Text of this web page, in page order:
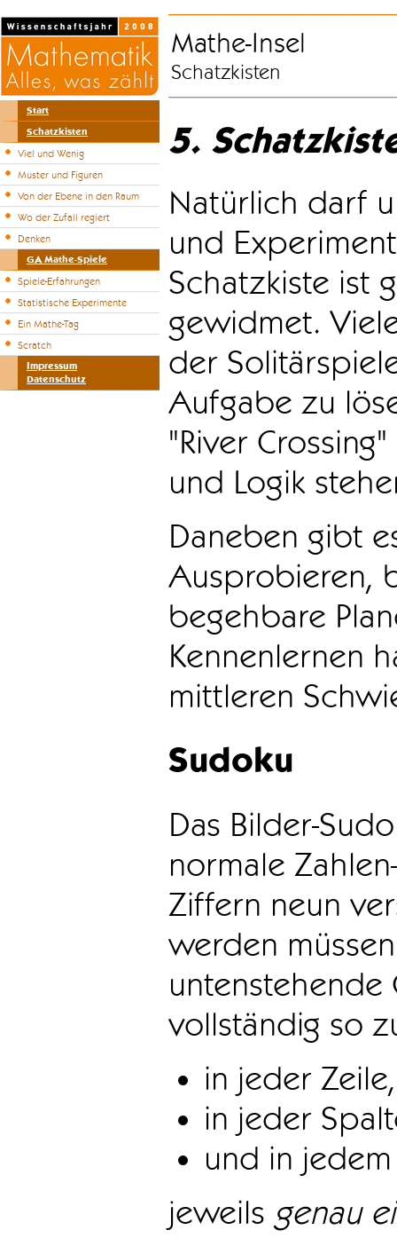
Start
Schatzkisten
Viel und Wenig
Muster und Figuren
Von der Ebene in den Raum
Wo der Zufall regiert
Denken
GA Mathe-Spiele
Spiele-Erfahrungen
Statistische Experimente
Ein Mathe-Tag
Scratch
Impressum
Datenschutz
Mathe-Insel
Schatzkisten
5.
Natürlich darf
und
Schatzkiste ist
gewidmet.
der
Aufgabe zu
"River
und Logik
Daneben gibt
Ausprobieren,
begehbare
Kennenlernen
mittleren
Sudoku
Das Bilder-
normale
Ziffern neun
werden
vollständig so
in jeder Zeile,
in jeder
und in
jeweils genau